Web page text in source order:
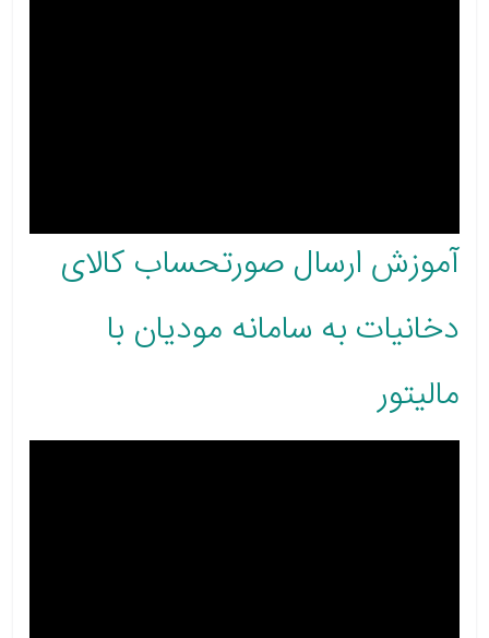
آموزش ارسال صورتحساب کالای
دخانیات به سامانه مودیان با
مالیتور